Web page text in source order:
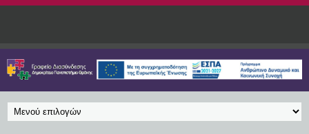
Παράκαμψη προς το κυρίως περιεχόμενο